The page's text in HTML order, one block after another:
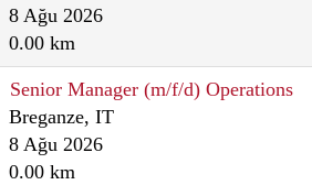
8 Ağu 2026
0.00 km
Senior Manager (m/f/d) Operations
Breganze, IT
8 Ağu 2026
0.00 km